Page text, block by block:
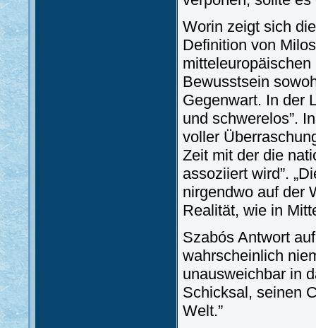
Worin zeigt sich
Definition von
Bewusstsein
Gegenwart. In der
und schwerelos”.
voller
Zeit mit der die
assoziiert wird”.
nirgendwo auf der
Realität, wie in
Szabós Antwort
wahrscheinlich
unausweichbar in
Schicksal, seinen
Welt.”